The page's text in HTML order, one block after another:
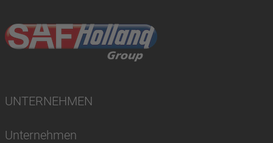
UNTERNEHMEN
Unternehmen